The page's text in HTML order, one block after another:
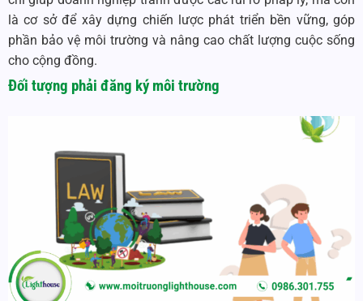
là cơ sở để xây dựng chiến lược phát triển bền vững, góp
phần bảo vệ môi trường và nâng cao chất lượng cuộc sống
cho cộng đồng.
Đối tượng phải đăng ký môi trường